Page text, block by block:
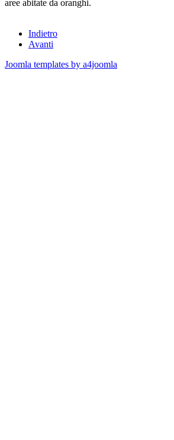
aree abitate da oranghi.
Indietro
Avanti
Joomla templates by a4joomla